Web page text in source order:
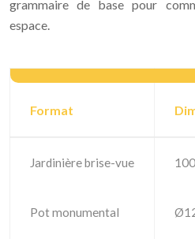
grammaire de base pour
espace.
Format
Jardinière brise-vue
Pot monumental